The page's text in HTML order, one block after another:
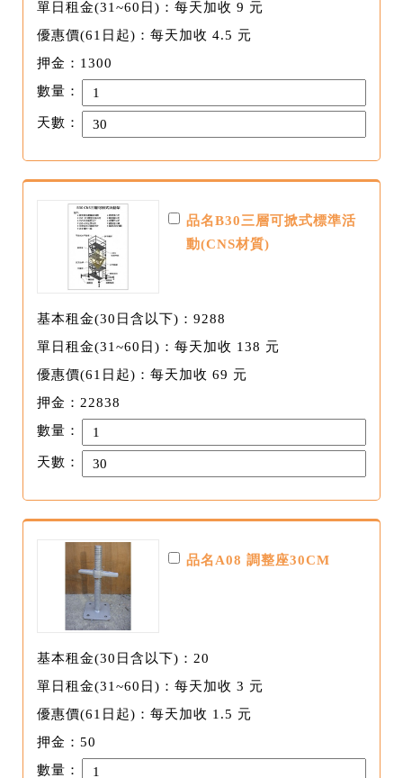
單日租金(31~60日)：每天加收 9 元
優惠價(61日起)：每天加收 4.5 元
押金：1300
數量：
天數：
品名B30三層可掀式標準活
動(CNS材質)
基本租金(30日含以下)：9288
單日租金(31~60日)：每天加收 138 元
優惠價(61日起)：每天加收 69 元
押金：22838
數量：
天數：
品名A08 調整座30CM
基本租金(30日含以下)：20
單日租金(31~60日)：每天加收 3 元
優惠價(61日起)：每天加收 1.5 元
押金：50
數量：